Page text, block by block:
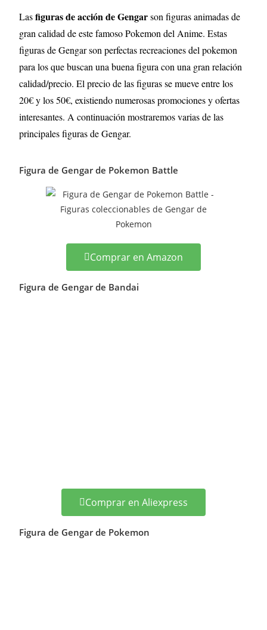
Lasfiguras de acción de Gengarson figuras animadas de
gran calidad de este famoso Pokemon del Anime. Estas
figuras de Gengar son perfectas recreaciones del pokemon
para los que buscan una buena figura con una gran relación
calidad/precio. El precio de las figuras se mueve entre los
20€ y los 50€, existiendo numerosas promociones y ofertas
interesantes. A continuación mostraremos varias de las
principales figuras de Gengar.
Figura de Gengar de Pokemon Battle
Comprar en Amazon
Figura de Gengar de Bandai
Comprar en Aliexpress
Figura de Gengar de Pokemon